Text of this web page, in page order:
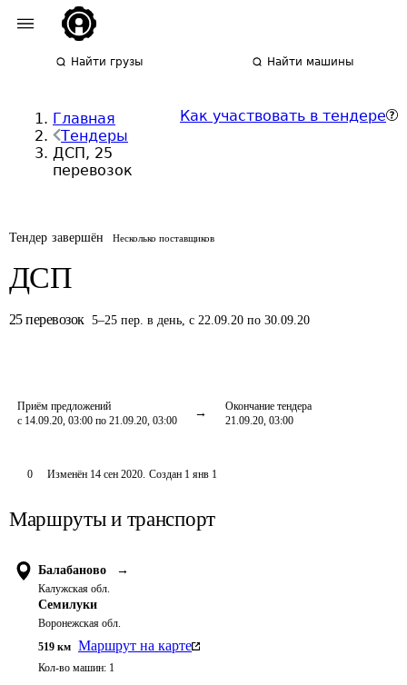
Найти грузы Найти машины
Главная
Тендеры
ДСП, 25
перевозок
Как участвовать в тендере
Тендер завершён Несколько поставщиков
ДСП
25 перевозок 5–25 пер. в день, с 22.09.20 по 30.09.20
Приём предложений
с 14.09.20, 03:00 по 21.09.20, 03:00
Окончание тендера
21.09.20, 03:00
0 Изменён 14 сен 2020. Создан 1 янв 1
Маршруты и транспорт
Балабаново →
Калужская обл.
Семилуки
Воронежская обл.
519 км Маршрут на карте
Кол-во машин: 1